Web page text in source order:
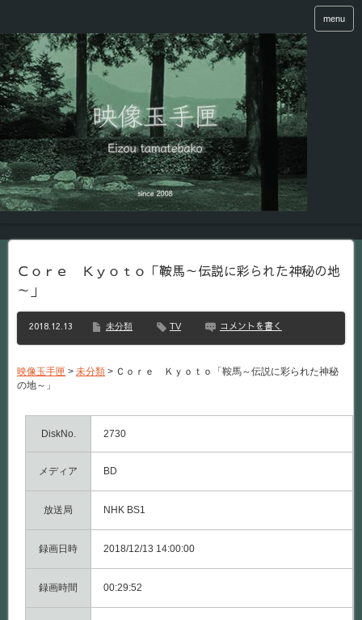
menu
Ｃｏｒｅ Ｋｙｏｔｏ「鞍馬～伝説に彩られた神秘の地
～」
2018.12.13 未分類 TV コメントを書く
映像玉手匣 > 未分類 > Ｃｏｒｅ Ｋｙｏｔｏ「鞍馬～伝説に彩られた神秘
の地～」
DiskNo. 2730
メディア BD
放送局 NHK BS1
録画日時 2018/12/13 14:00:00
録画時間 00:29:52